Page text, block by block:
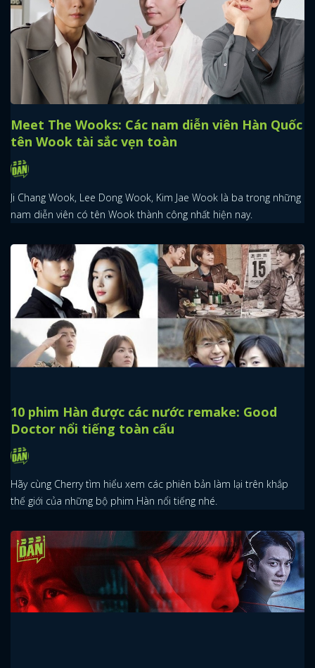
x
FACEBOOK
Meet The Wooks: Các nam diễn viên Hàn Quốc
tên Wook tài sắc vẹn toàn
Ji Chang Wook, Lee Dong Wook, Kim Jae Wook là ba trong những
nam diễn viên có tên Wook thành công nhất hiện nay.
10 phim Hàn được các nước remake: Good
Doctor nổi tiếng toàn cấu
Hãy cùng Cherry tìm hiểu xem các phiên bản làm lại trên khắp
thế giới của những bộ phim Hàn nổi tiếng nhé.